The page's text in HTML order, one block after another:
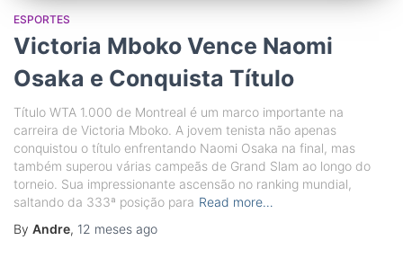
ESPORTES
Victoria Mboko Vence Naomi
Osaka e Conquista Título
Título WTA 1.000 de Montreal é um marco importante na
carreira de Victoria Mboko. A jovem tenista não apenas
conquistou o título enfrentando Naomi Osaka na final, mas
também superou várias campeãs de Grand Slam ao longo do
torneio. Sua impressionante ascensão no ranking mundial,
saltando da 333ª posição para Read more…
By Andre, 12 meses ago